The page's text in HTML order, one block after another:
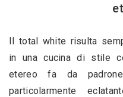
Il total white risulta
in una cucina di stile
etereo fa da
particolarmente